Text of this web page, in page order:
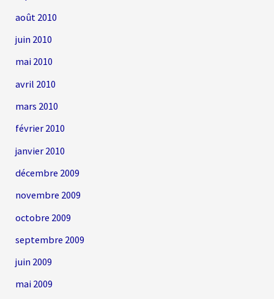
août 2010
juin 2010
mai 2010
avril 2010
mars 2010
février 2010
janvier 2010
décembre 2009
novembre 2009
octobre 2009
septembre 2009
juin 2009
mai 2009